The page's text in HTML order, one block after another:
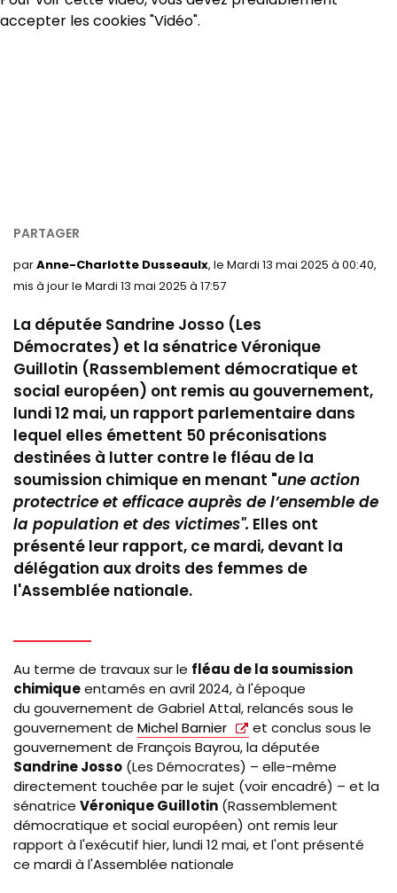
accepter les cookies "Vidéo".
parAnne-Charlotte Dusseaulx, le Mardi 13 mai 2025 à 00:40,
mis à jour le Mardi 13 mai 2025 à 17:57
La députée Sandrine Josso (Les
Démocrates) et la sénatrice Véronique
Guillotin (Rassemblement démocratique et
social européen) ont remis au gouvernement,
lundi 12 mai, un rapport parlementaire dans
lequel elles émettent 50 préconisations
destinées à lutter contre le fléau de la
soumission chimique en menant "une action
protectrice et efficace auprès de l’ensemble de
la population et des victimes". Elles ont
présenté leur rapport, ce mardi, devant la
délégation aux droits des femmes de
l'Assemblée nationale.
Au terme de travaux sur le fléau de la soumission
chimiqueentamés en avril 2024, à l'époque
du gouvernement de Gabriel Attal, relancés sous le
gouvernement de Michel Barnier
et conclus sous le
gouvernement de François Bayrou, la députée
Sandrine Josso (Les Démocrates) – elle-même
directement touchée par le sujet (voir encadré) – et la
sénatrice Véronique Guillotin (Rassemblement
démocratique et social européen) ont remis leur
rapport à l'exécutif hier, lundi 12 mai, et l'ont présenté
ce mardi à l'Assemblée nationale